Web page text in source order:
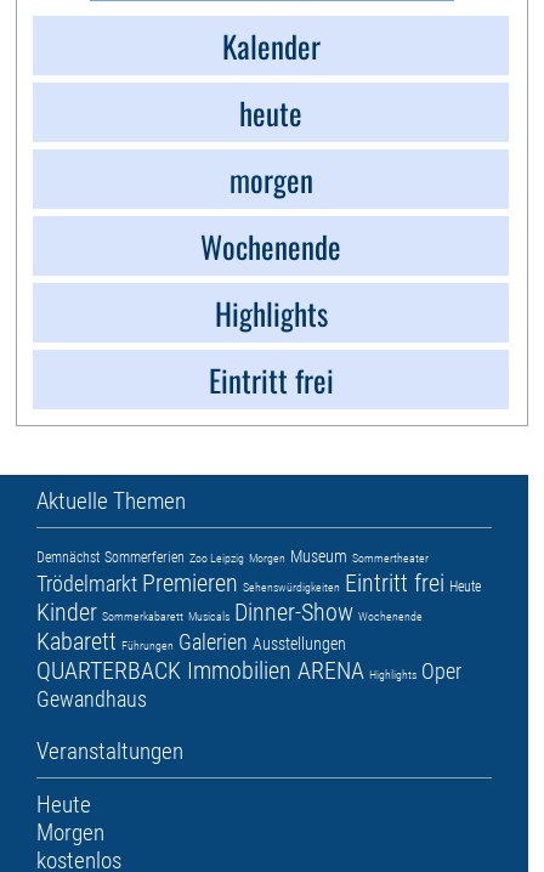
Kalender
heute
morgen
Wochenende
Highlights
Eintritt frei
Aktuelle Themen
Demnächst Sommerferien Zoo Leipzig Morgen Museum Sommertheater
Trödelmarkt Premieren Sehenswürdigkeiten Eintritt frei Heute
Kinder Sommerkabarett Musicals Dinner-Show Wochenende
Kabarett Führungen Galerien Ausstellungen
QUARTERBACK Immobilien ARENA Highlights Oper
Gewandhaus
Veranstaltungen
Heute
Morgen
kostenlos